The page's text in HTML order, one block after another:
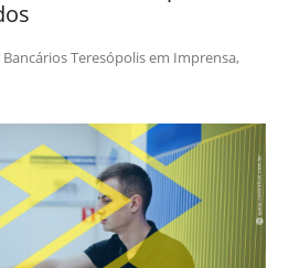
Bancários Teresópolisem Imprensa,